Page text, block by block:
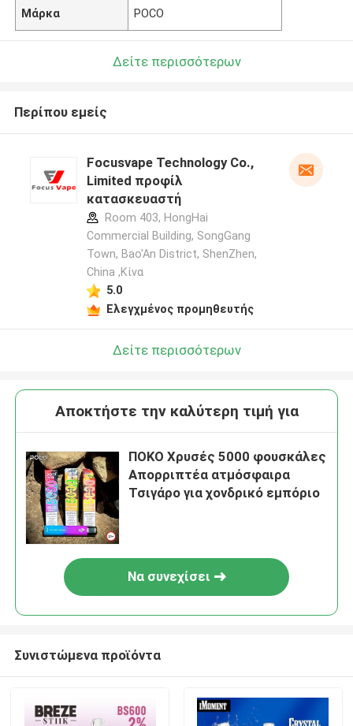
Μάρκα POCO
Δείτε περισσότερων
Περίπου εμείς
Focusvape Technology Co.,
Limited προφίλ
κατασκευαστή
Room 403, HongHai
Commercial Building, SongGang
Town, Bao'An District, ShenZhen,
China ,Κίνα
5.0
Ελεγχμένος προμηθευτής
Δείτε περισσότερων
Αποκτήστε την καλύτερη τιμή για
ΠΟΚΟ Χρυσές 5000 φουσκάλες
Απορριπτέα ατμόσφαιρα
Τσιγάρο για χονδρικό εμπόριο
Να συνεχίσει
Συνιστώμενα προϊόντα